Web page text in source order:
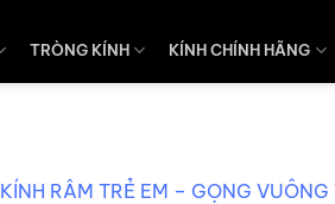
TRÒNG KÍNH KÍNH CHÍNH HÃNG
KÍNH RÂM TRẺ EM – GỌNG